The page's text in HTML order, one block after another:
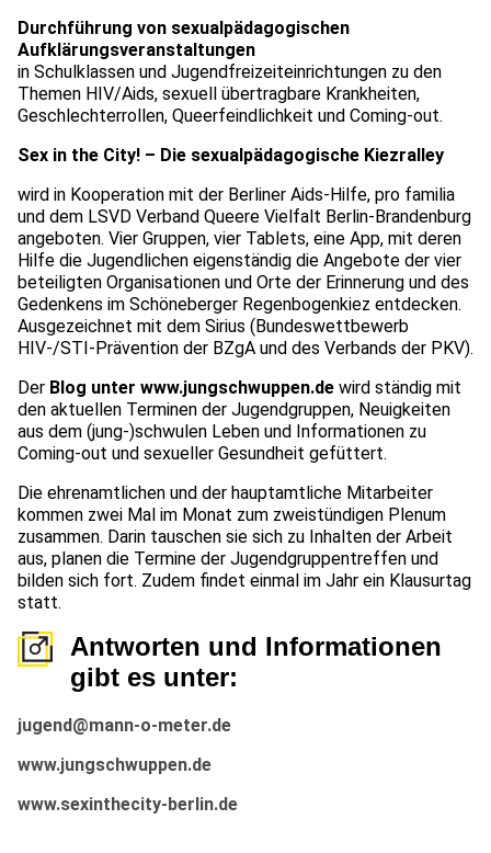
Durchführung von sexualpädagogischen
Aufklärungsveranstaltungen
in Schulklassen und Jugendfreizeiteinrichtungen zu den
Themen HIV/Aids, sexuell übertragbare Krankheiten,
Geschlechterrollen, Queerfeindlichkeit und Coming-out.
Sex in the City! – Die sexualpädagogische Kiezralley
wird in Kooperation mit der Berliner Aids-Hilfe, pro familia
und dem LSVD Verband Queere Vielfalt Berlin-Brandenburg
angeboten. Vier Gruppen, vier Tablets, eine App, mit deren
Hilfe die Jugendlichen eigenständig die Angebote der vier
beteiligten Organisationen und Orte der Erinnerung und des
Gedenkens im Schöneberger Regenbogenkiez entdecken.
Ausgezeichnet mit dem Sirius (Bundeswettbewerb
HIV-/STI-Prävention der BZgA und des Verbands der PKV).
Der Blog unter www.jungschwuppen.de wird ständig mit
den aktuellen Terminen der Jugendgruppen, Neuigkeiten
aus dem (jung-)schwulen Leben und Informationen zu
Coming-out und sexueller Gesundheit gefüttert.
Die ehrenamtlichen und der hauptamtliche Mitarbeiter
kommen zwei Mal im Monat zum zweistündigen Plenum
zusammen. Darin tauschen sie sich zu Inhalten der Arbeit
aus, planen die Termine der Jugendgruppentreffen und
bilden sich fort. Zudem findet einmal im Jahr ein Klausurtag
statt.
Antworten und Informationen
gibt es unter:
jugend@mann-o-meter.de
www.jungschwuppen.de
www.sexinthecity-berlin.de